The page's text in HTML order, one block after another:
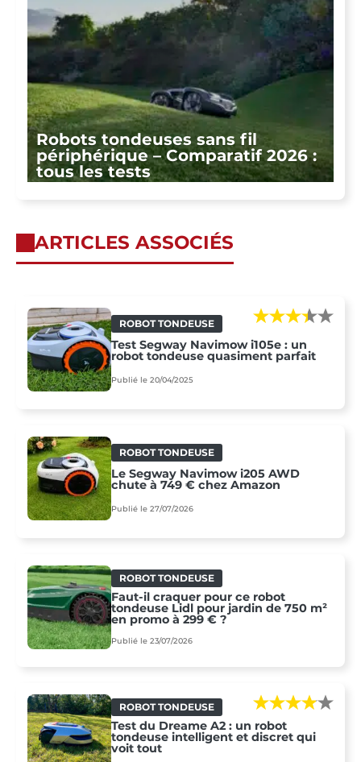
Robots tondeuses sans fil
périphérique – Comparatif 2026 :
tous les tests
ARTICLES ASSOCIÉS
ROBOT TONDEUSE
Test Segway Navimow i105e : un
robot tondeuse quasiment parfait
Publié le 20/04/2025
ROBOT TONDEUSE
Le Segway Navimow i205 AWD
chute à 749 € chez Amazon
Publié le 27/07/2026
ROBOT TONDEUSE
Faut-il craquer pour ce robot
tondeuse Lidl pour jardin de 750 m²
en promo à 299 € ?
Publié le 23/07/2026
ROBOT TONDEUSE
Test du Dreame A2 : un robot
tondeuse intelligent et discret qui
voit tout